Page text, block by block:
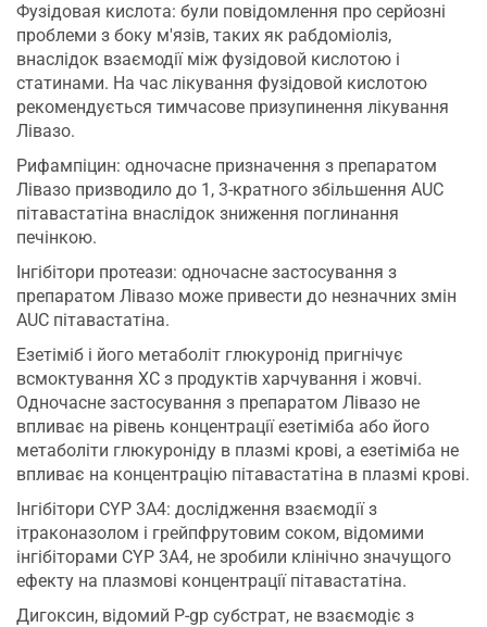
Фузідовая кислота: були повідомлення про серйозні
проблеми з боку м'язів, таких як рабдоміоліз,
внаслідок взаємодії між фузідовой кислотою і
статинами. На час лікування фузідовой кислотою
рекомендується тимчасове призупинення лікування
Лівазо.
Рифампіцин: одночасне призначення з препаратом
Лівазо призводило до 1, 3-кратного збільшення AUC
пітавастатіна внаслідок зниження поглинання
печінкою.
Інгібітори протеази: одночасне застосування з
препаратом Лівазо може привести до незначних змін
AUC пітавастатіна.
Езетіміб і його метаболіт глюкуронід пригнічує
всмоктування ХС з продуктів харчування і жовчі.
Одночасне застосування з препаратом Лівазо не
впливає на рівень концентрації езетіміба або його
метаболіти глюкуроніду в плазмі крові, а езетіміба не
впливає на концентрацію пітавастатіна в плазмі крові.
Інгібітори CYP 3A4: дослідження взаємодії з
ітраконазолом і грейпфрутовим соком, відомими
інгібіторами CYP 3A4, не зробили клінічно значущого
ефекту на плазмові концентрації пітавастатіна.
Дигоксин, відомий Р-gp субстрат, не взаємодіє з